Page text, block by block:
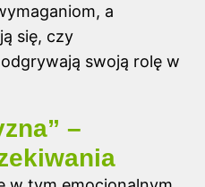
a
się, czy
swoją rolę w
–